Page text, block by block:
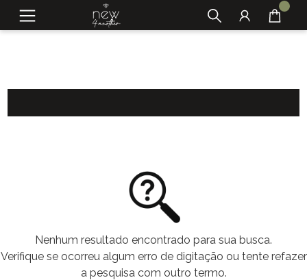
Nenhum resultado encontrado para sua busca.
Verifique se ocorreu algum erro de digitação ou tente refazer
a pesquisa com outro termo.